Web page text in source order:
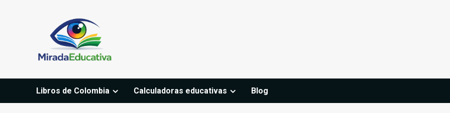
Libros de Colombia Calculadoras educativas Blog